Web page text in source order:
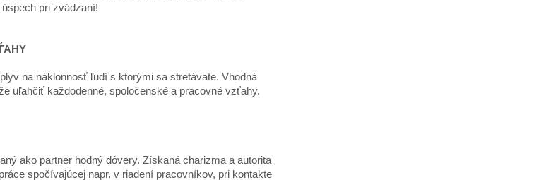
pri zvádzaní!
na náklonnosť ľudí s ktorými sa stretávate. Vhodná
uľahčiť každodenné, spoločenské a pracovné vzťahy.
ako partner hodný dôvery. Získaná charizma a autorita
spočívajúcej napr. v riadení pracovníkov, pri kontakte